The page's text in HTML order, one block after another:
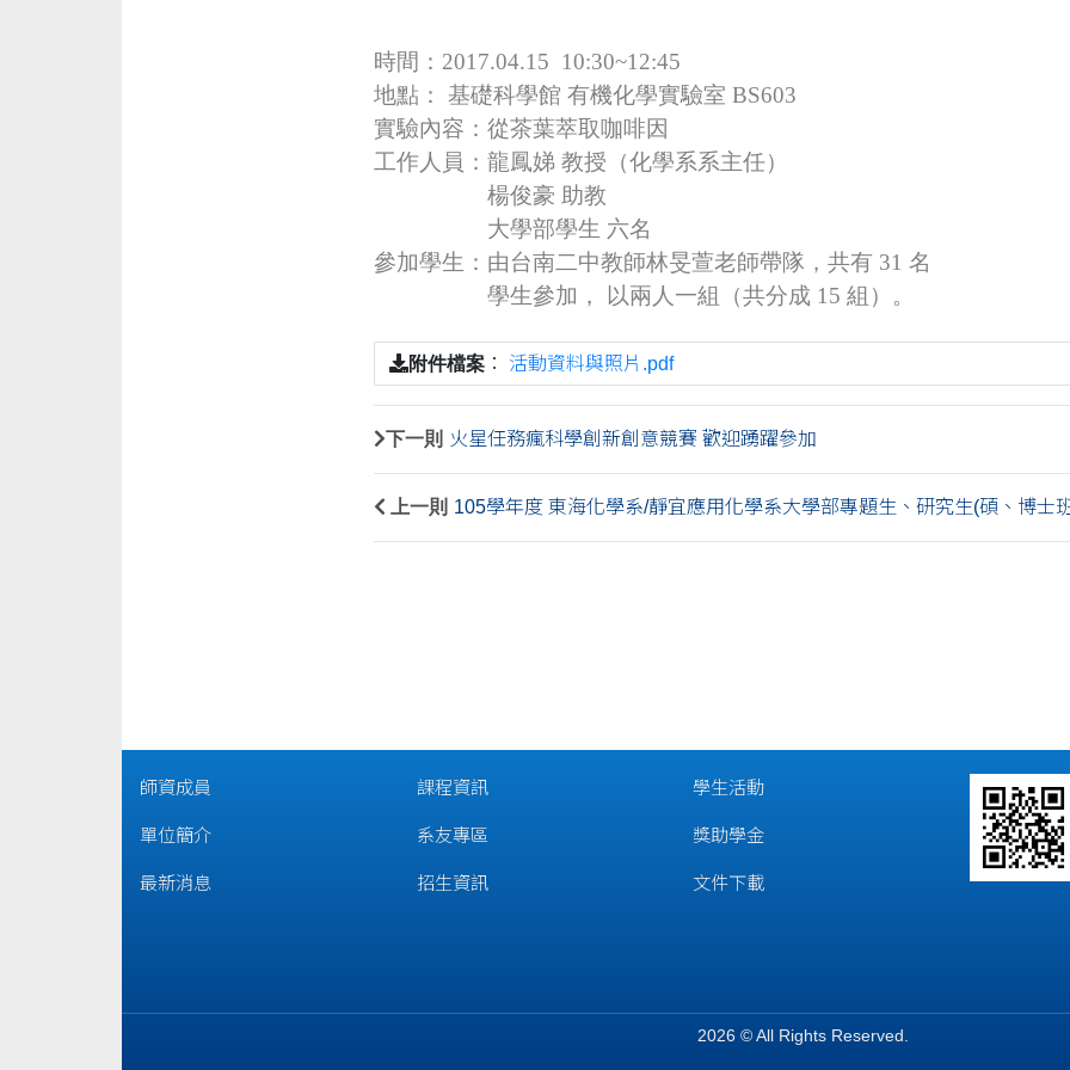
時間：2017.04.15 10:30~12:45
地點： 基礎科學館 有機化學實驗室 BS603
實驗內容：從茶葉萃取咖啡因
工作人員：龍鳳娣 教授（化學系系主任）
楊俊豪 助教
大學部學生 六名
參加學生：由台南二中教師林旻萱老師帶隊，共有 31 名
學生參加， 以兩人一組（共分成 15 組）。
附件檔案 ： 活動資料與照片.pdf
下一則 火星任務瘋科學創新創意競賽 歡迎踴躍參加
上一則 105學年度 東海化學系/靜宜應用化學系大學部專題生、研究生(碩、博士
師資成員
單位簡介
最新消息
課程資訊
系友專區
招生資訊
學生活動
獎助學金
文件下載
2026 © All Rights Reserved.